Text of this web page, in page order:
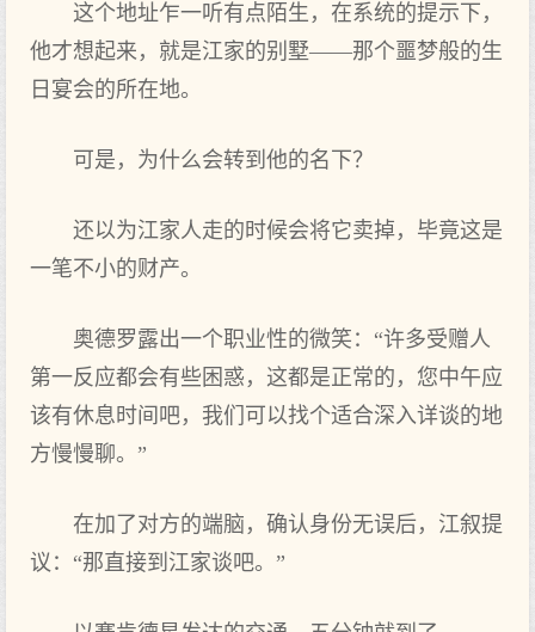
这个地址乍一听有点陌生，在系统的提示下，
他才想起来，就是江家的别墅——那个噩梦般的生
日宴会的所在地。
可是，为什么会转到他的名下？
还以为江家人走的时候会将它卖掉，毕竟这是
一笔不小的财产。
奥德罗露出一个职业性的微笑：“许多受赠人
第一反应都会有些困惑，这都是正常的，您中午应
该有休息时间吧，我们可以找个适合深入详谈的地
方慢慢聊。”
在加了对方的端脑，确认身份无误后，江叙提
议：“那直接到江家谈吧。”